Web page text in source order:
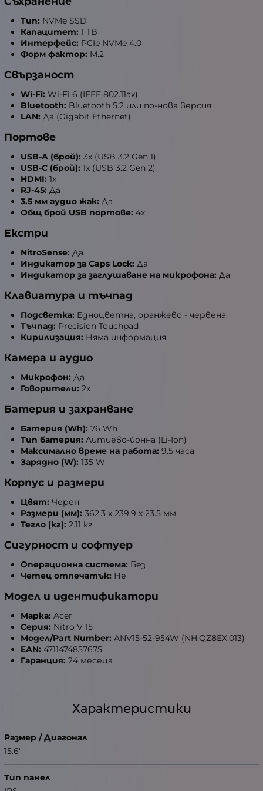
Тип: NVMe SSD
Капацитет: 1 TB
Интерфейс: PCIe NVMe 4.0
Форм фактор: M.2
Свързаност
Wi-Fi: Wi-Fi 6 (IEEE 802.11ax)
Bluetooth: Bluetooth 5.2 или по-нова версия
LAN: Да (Gigabit Ethernet)
Портове
USB-A (брой): 3x (USB 3.2 Gen 1)
USB-C (брой): 1x (USB 3.2 Gen 2)
HDMI: 1x
RJ-45: Да
3.5 мм аудио жак: Да
Общ брой USB портове: 4x
Екстри
NitroSense: Да
Индикатор за Caps Lock: Да
Индикатор за заглушаване на микрофона: Да
Клавиатура и тъчпад
Подсветка: Едноцветна, оранжево - червена
Тъчпад: Precision Touchpad
Кирилизация: Няма информация
Камера и аудио
Микрофон: Да
Говорители: 2x
Батерия и захранване
Батерия (Wh): 76 Wh
Тип батерия: Литиево-йонна (Li-Ion)
Максимално време на работа: 9.5 часа
Зарядно (W): 135 W
Корпус и размери
Цвят: Черен
Размери (мм): 362.3 x 239.9 x 23.5 мм
Тегло (кг): 2.11 кг
Сигурност и софтуер
Операционна система: Без
Четец отпечатък: Не
Модел и идентификатори
Марка: Acer
Серия: Nitro V 15
Модел/Part Number: ANV15-52-954W (NH.QZ8EX.013)
EAN: 4711474857675
Гаранция: 24 месеца
Характеристики
Размер / Диагонал
15.6''
Тип панел